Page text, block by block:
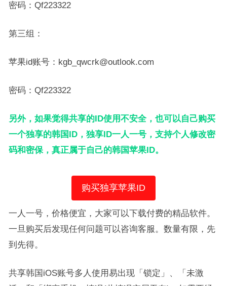
密码：Qf223322
第三组：
苹果id账号：kgb_qwcrk@outlook.com
密码：Qf223322
另外，如果觉得共享的ID使用不安全，也可以自己购买
一个独享的韩国ID，独享ID一人一号，支持个人修改密
码和密保，真正属于自己的韩国苹果ID。
购买独享苹果ID
一人一号，价格便宜，大家可以下载付费的精品软件。
一旦购买后发现任何问题可以咨询客服。数量有限，先
到先得。
共享韩国iOS账号多人使用易出现「锁定」、「未激